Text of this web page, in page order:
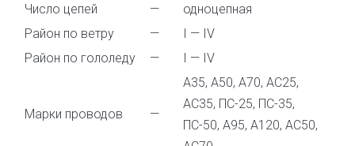
Число цепей
—
одноцепная
Район по ветру
—
I — IV
Район по гололеду
— I — IV
Марки проводов —
А35, А50, А70, АС25,
АС35, ПС-25, ПС-35,
ПС-50, А95, А120, АС50,